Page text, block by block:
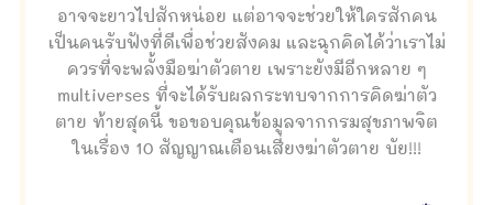
อาจจะยาวไปสักหน่อย แต่อาจจะช่วยให้ใครสักคน
เป็นคนรับฟังที่ดีเพื่อช่วยสังคม และฉุกคิดได้ว่าเราไม่
ควรที่จะพลั้งมือฆ่าตัวตาย เพราะยังมีอีกหลาย ๆ
multiverses ที่จะได้รับผลกระทบจากการคิดฆ่าตัว
ตาย ท้ายสุดนี้ ขอขอบคุณข้อมูลจากกรมสุขภาพจิต
ในเรื่อง 10 สัญญาณเตือนเสี่ยงฆ่าตัวตาย บัย!!!